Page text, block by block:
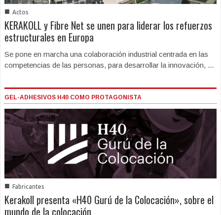
■ Actos
KERAKOLL y Fibre Net se unen para liderar los refuerzos
estructurales en Europa
Se pone en marcha una colaboración industrial centrada en las
competencias de las personas, para desarrollar la innovación, ...
GEL-ADHESIVOS H40 COMO PROTAGONISTA
■ Fabricantes
Kerakoll presenta «H40 Gurú de la Colocación», sobre el
mundo de la colocación